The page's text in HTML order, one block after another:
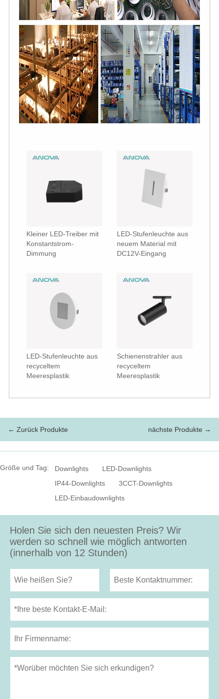
Kleiner LED-Treiber mit
Konstantstrom-
Dimmung
LED-Stufenleuchte aus
neuem Material mit
DC12V-Eingang
LED-Stufenleuchte aus
recyceltem
Meeresplastik
Schienenstrahler aus
recyceltem
Meeresplastik
← Zurück Produkte nächste Produkte →
Größe und Tag: Downlights
LED-Downlights
IP44-Downlights
3CCT-Downlights
LED-Einbaudownlights
Holen Sie sich den neuesten Preis? Wir
werden so schnell wie möglich antworten
(innerhalb von 12 Stunden)